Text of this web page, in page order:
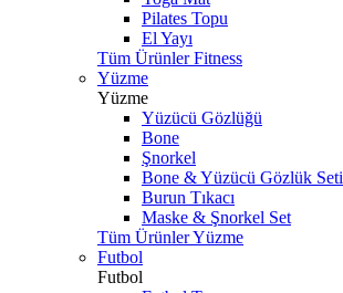
Pilates Topu
El Yayı
Tüm Ürünler Fitness
Yüzme
Yüzme
Yüzücü Gözlüğü
Bone
Şnorkel
Bone & Yüzücü Gözlük Seti
Burun Tıkacı
Maske & Şnorkel Set
Tüm Ürünler Yüzme
Futbol
Futbol